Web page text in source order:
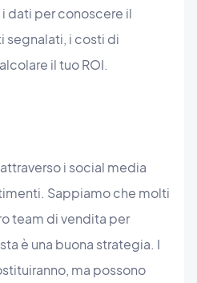
dati per conoscere il
segnalati, i costi di
il tuo ROI.
i social media
Sappiamo che molti
team di vendita per
è una buona strategia. I
ma possono